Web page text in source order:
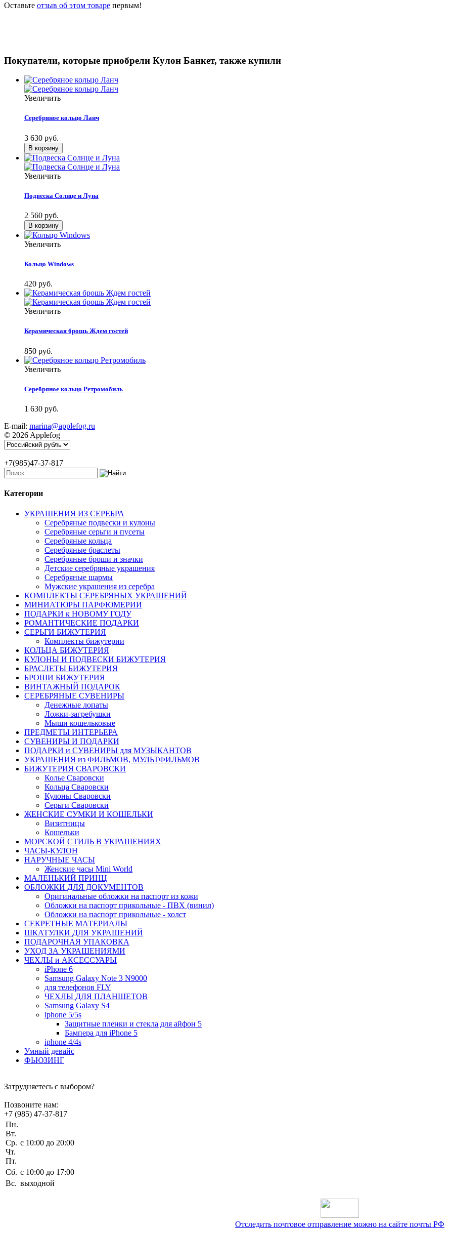
Оставьте отзыв об этом товаре первым!
Покупатели, которые приобрели Кулон Банкет, также купили
Увеличить
Серебряное кольцо Ланч
3 630 руб.
Увеличить
Подвеска Солнце и Луна
2 560 руб.
Увеличить
Кольцо Windows
420 руб.
Увеличить
Керамическая брошь Ждем гостей
850 руб.
Увеличить
Серебряное кольцо Ретромобиль
1 630 руб.
E-mail: marina@applefog.ru
© 2026 Applefog
+7(985)47-37-817
Категории
УКРАШЕНИЯ ИЗ СЕРЕБРА
Серебряные подвески и кулоны
Серебряные серьги и пусеты
Серебряные кольца
Серебряные браслеты
Серебряные броши и значки
Детские серебряные украшения
Серебряные шармы
Мужские украшения из серебра
КОМПЛЕКТЫ СЕРЕБРЯНЫХ УКРАШЕНИЙ
МИНИАТЮРЫ ПАРФЮМЕРИИ
ПОДАРКИ к НОВОМУ ГОДУ
РОМАНТИЧЕСКИЕ ПОДАРКИ
СЕРЬГИ БИЖУТЕРИЯ
Комплекты бижутерии
КОЛЬЦА БИЖУТЕРИЯ
КУЛОНЫ И ПОДВЕСКИ БИЖУТЕРИЯ
БРАСЛЕТЫ БИЖУТЕРИЯ
БРОШИ БИЖУТЕРИЯ
ВИНТАЖНЫЙ ПОДАРОК
СЕРЕБРЯНЫЕ СУВЕНИРЫ
Денежные лопаты
Ложки-загребушки
Мыши кошельковые
ПРЕДМЕТЫ ИНТЕРЬЕРА
СУВЕНИРЫ И ПОДАРКИ
ПОДАРКИ и СУВЕНИРЫ для МУЗЫКАНТОВ
УКРАШЕНИЯ из ФИЛЬМОВ, МУЛЬТФИЛЬМОВ
БИЖУТЕРИЯ СВАРОВСКИ
Колье Сваровски
Кольца Сваровски
Кулоны Сваровски
Серьги Сваровски
ЖЕНСКИЕ СУМКИ И КОШЕЛЬКИ
Визитницы
Кошельки
МОРСКОЙ СТИЛЬ В УКРАШЕНИЯХ
ЧАСЫ-КУЛОН
НАРУЧНЫЕ ЧАСЫ
Женские часы Mini World
МАЛЕНЬКИЙ ПРИНЦ
ОБЛОЖКИ ДЛЯ ДОКУМЕНТОВ
Оригинальные обложки на паспорт из кожи
Обложки на паспорт прикольные - ПВХ (винил)
Обложки на паспорт прикольные - холст
СЕКРЕТНЫЕ МАТЕРИАЛЫ
ШКАТУЛКИ ДЛЯ УКРАШЕНИЙ
ПОДАРОЧНАЯ УПАКОВКА
УХОД ЗА УКРАШЕНИЯМИ
ЧEХЛЫ и АКСЕССУАРЫ
iPhone 6
Samsung Galaxy Note 3 N9000
для телефонов FLY
ЧЕХЛЫ ДЛЯ ПЛАНШЕТОВ
Samsung Galaxy S4
iphone 5/5s
Защитные пленки и стекла для айфон 5
Бампера для iPhone 5
iphone 4/4s
Умный девайс
ФЬЮЗИНГ
Затрудняетесь с выбором?
Позвоните нам:
+7 (985) 47-37-817
Пн.
Вт.
Ср.
Чт.
Пт.
c 10:00 до 20:00
Сб. c 10:00 до 17:00
Вс. выходной
Отследить почтовое отправление можно на сайте почты РФ